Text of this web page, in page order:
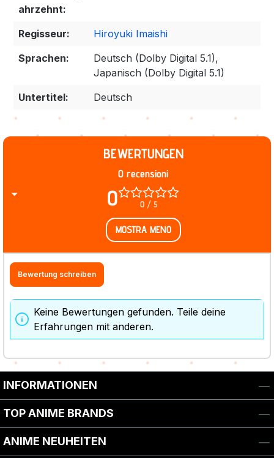
ahrzehnt:
Regisseur:
Hiroyuki Imaishi
Sprachen:
Deutsch (Dolby Digital 5.1),
Japanisch (Dolby Digital 5.1)
Untertitel:
Deutsch
BEWERTUNGEN
0 0 / 5
0 recensioni
MOSTRA MENO
Bewertung schreiben
Keine Bewertungen gefunden. Teile deine
Erfahrungen mit anderen.
INFORMATIONEN
TOP ANIME BRANDS
ANIME NEUHEITEN